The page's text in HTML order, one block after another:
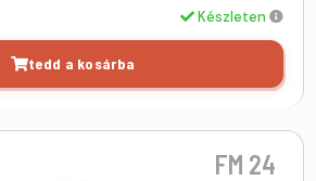
Készleten
tedd a kosárba
FM 24